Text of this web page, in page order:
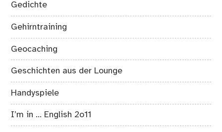
Gedichte
Gehirntraining
Geocaching
Geschichten aus der Lounge
Handyspiele
I’m in … English 2o11